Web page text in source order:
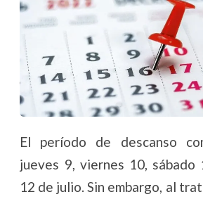
El período de descanso
jueves 9, viernes 10, sábado
12 de julio. Sin embargo, al